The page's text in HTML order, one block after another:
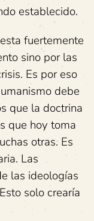
establecido.
fuertemente
sino por las
Es por eso
debe
que la doctrina
que hoy toma
otras. Es
Las
las ideologías
solo crearía